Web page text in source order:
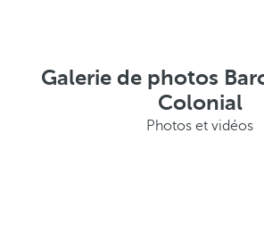
Galerie de photos
Colonial
Photos et vidéos